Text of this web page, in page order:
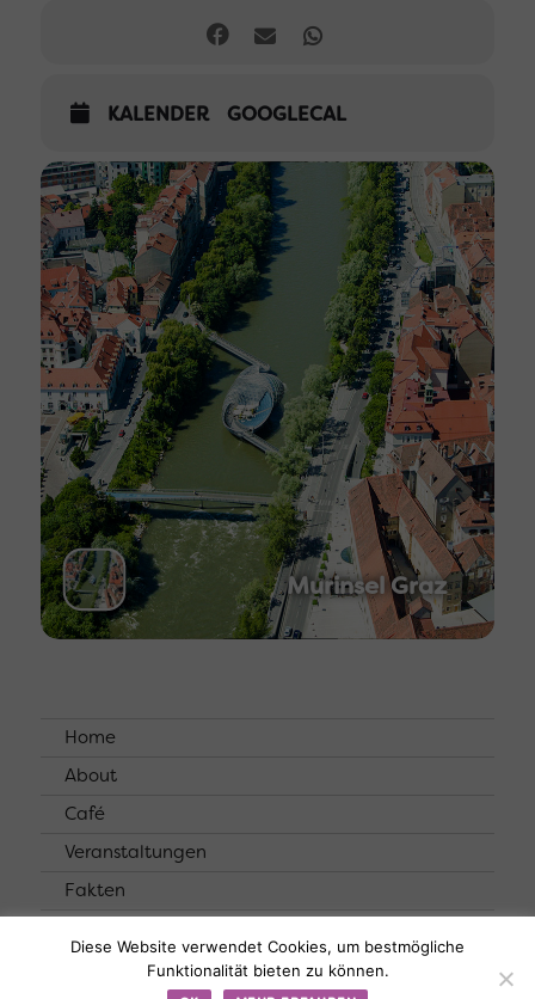
KALENDER GOOGLECAL
Murinsel Graz
Home
About
Café
Veranstaltungen
Fakten
Datenschutzerklärung
Diese Website verwendet Cookies, um bestmögliche
Funktionalität bieten zu können.